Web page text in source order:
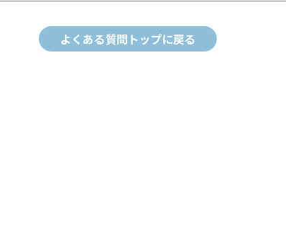
よくある質問トップに戻る